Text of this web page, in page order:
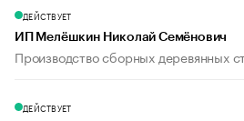
ДЕЙСТВУЕТ
ИП Мелёшкин Николай Семёнович
Производство сборных деревянных
ДЕЙСТВУЕТ